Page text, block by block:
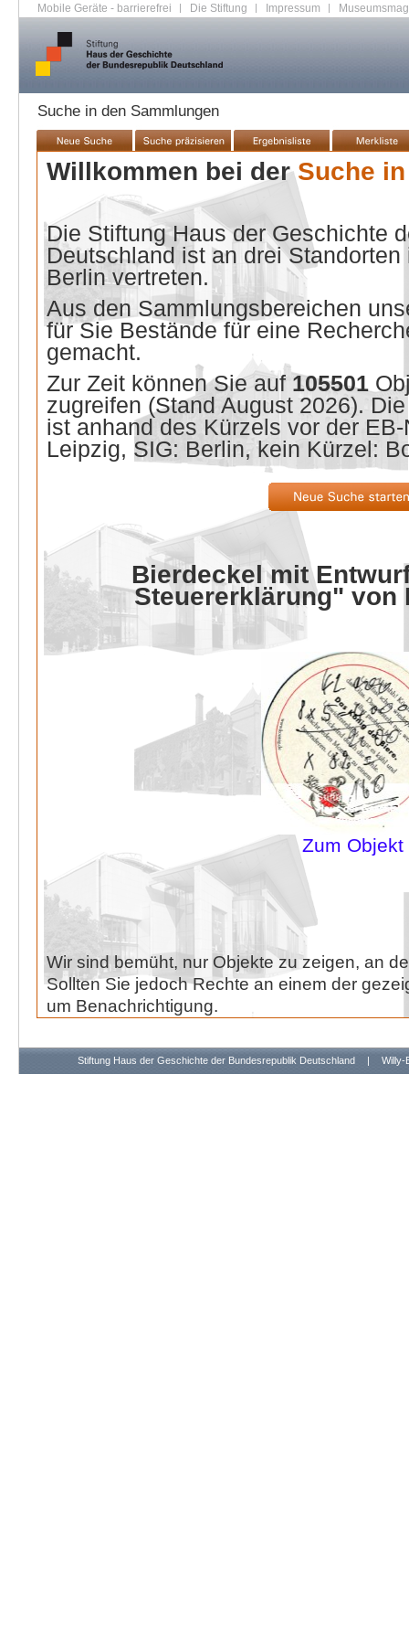
Mobile Geräte - barrierefrei | Die Stiftung | Impressum |
Suche in den Sammlungen
Willkommen bei derSuche
Die Stiftung Haus der Geschichte
Deutschland ist an drei
Berlin vertreten.
Aus den Sammlungsbereichen
für Sie Bestände für eine
gemacht.
Zur Zeit können Sie auf 105501
zugreifen (Stand August 2026).
ist anhand des Kürzels vor der
Leipzig, SIG: Berlin, kein Kürzel:
Bierdeckel mit
Steuererklärung" von
Zum Objekt
Wir sind bemüht, nur Objekte zu zeigen, an
Sollten Sie jedoch Rechte an einem der
um Benachrichtigung.
Stiftung Haus der Geschichte der Bundesrepublik Deutschland | Willy-